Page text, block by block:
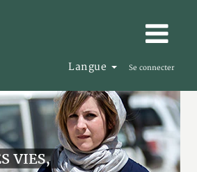
Langue Se connecter